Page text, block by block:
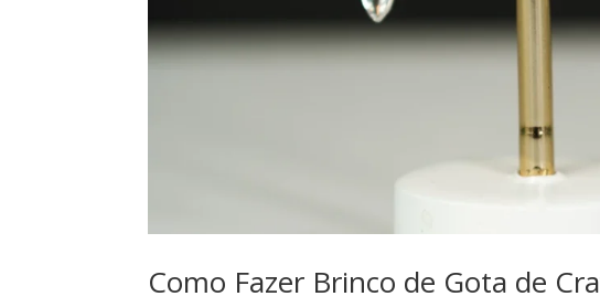
Como Fazer Brinco de Gota de